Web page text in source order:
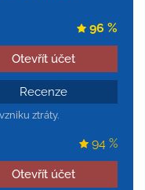
Otevřít účet
Recenze
96 %
ztráty.
Otevřít účet
94 %